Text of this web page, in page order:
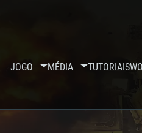
JOGO MÉDIA TUTORIAIS